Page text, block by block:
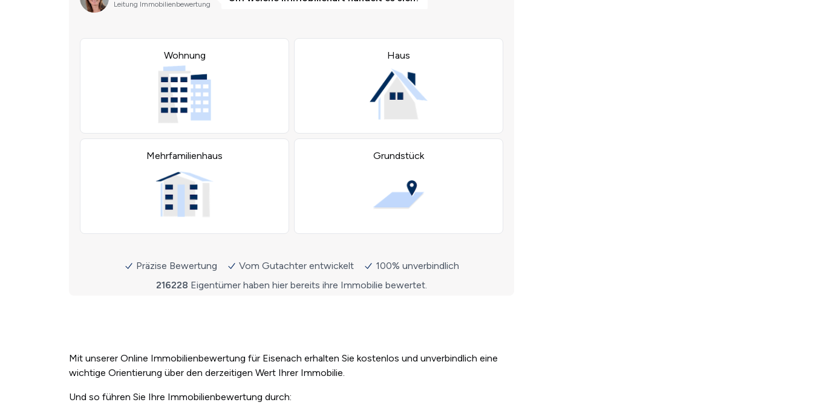
Mit unserer Online Immobilienbewertung für Eisenach erhalten Sie kostenlos und unverbindlich eine
wichtige Orientierung über den derzeitigen Wert Ihrer Immobilie.
Und so führen Sie Ihre Immobilienbewertung durch: